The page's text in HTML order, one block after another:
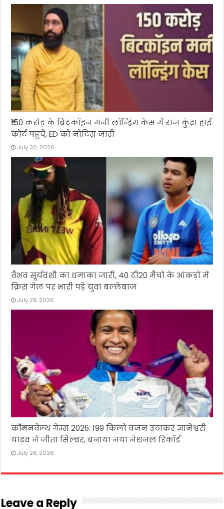
₹150 करोड़ के बिटकॉइन मनी लॉन्ड्रिंग केस में राज कुंद्रा हाई
कोर्ट पहुंचे, ED को नोटिस जारी
July 30, 2026
वैभव सूर्यवंशी का धमाका जारी, 40 टी20 मैचों के आंकड़ों में
क्रिस गेल पर भारी पड़े युवा बल्लेबाज
July 29, 2026
कॉमनवेल्थ गेम्स 2026: 199 किलो वजन उठाकर ज्ञानेश्वरी
यादव ने जीता सिल्वर, बनाया नया नेशनल रिकॉर्ड
July 28, 2026
Leave a Reply